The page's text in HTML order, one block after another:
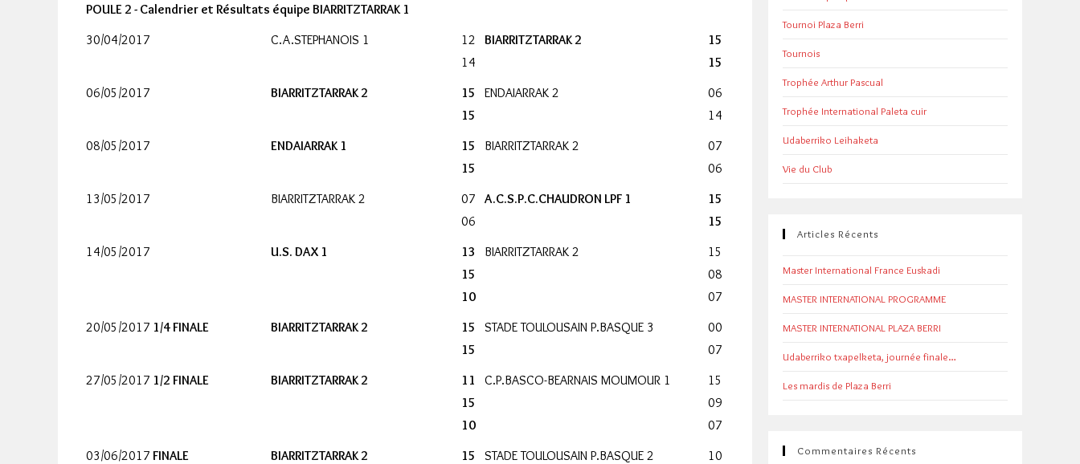
POULE 2 - Calendrier et Résultats équipe BIARRITZTARRAK 1
30/04/2017
C.A.STEPHANOIS 1
12
14
BIARRITZTARRAK 2
15
15
06/05/2017
BIARRITZTARRAK 2
15
15
ENDAIARRAK 2
06
14
08/05/2017
ENDAIARRAK 1
15
15
BIARRITZTARRAK 2
07
06
13/05/2017
BIARRITZTARRAK 2
07
06
A.C.S.P.C.CHAUDRON LPF 1
15
15
14/05/2017
U.S. DAX 1
13
15
10
BIARRITZTARRAK 2
15
08
07
20/05/2017 1/4 FINALE BIARRITZTARRAK 2
15
15
STADE TOULOUSAIN P.BASQUE 3
00
07
27/05/2017 1/2 FINALE BIARRITZTARRAK 2
11
15
10
C.P.BASCO-BEARNAIS MOUMOUR 1
15
09
07
03/06/2017 FINALE BIARRITZTARRAK 2
15
STADE TOULOUSAIN P.BASQUE 2
10
Tournoi Plaza Berri
Tournois
Trophée Arthur Pascual
Trophée International Paleta cuir
Udaberriko Leihaketa
Vie du Club
Articles Récents
Master International France Euskadi
MASTER INTERNATIONAL PROGRAMME
MASTER INTERNATIONAL PLAZA BERRI
Udaberriko txapelketa, journée finale…
Les mardis de Plaza Berri
Commentaires Récents